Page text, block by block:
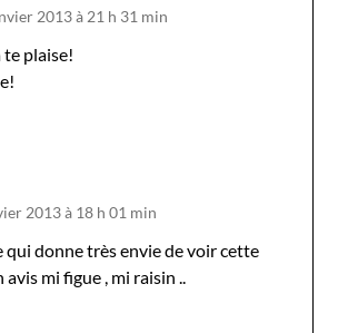
2013 à 21 h 31 min
te plaise!
2013 à 18 h 01 min
qui donne très envie de voir cette
mi figue , mi raisin ..